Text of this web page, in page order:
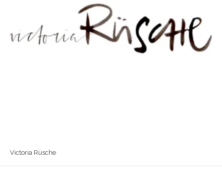
Victoria Rüsche